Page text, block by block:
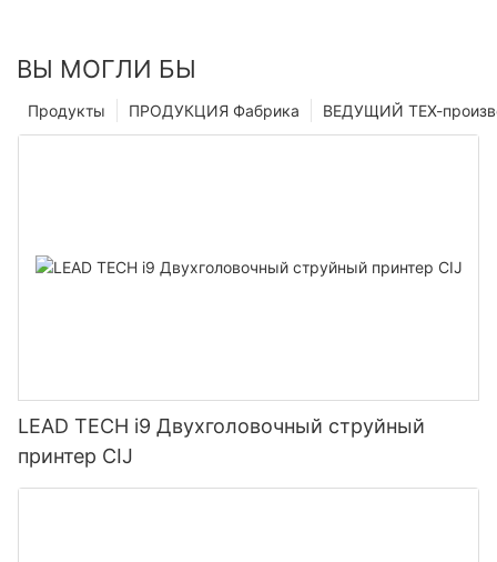
ВЫ МОГЛИ БЫ
ВЕДУЩИЙ ТЕХ-
ПРОДУКЦИЯ Фабрика
Продукты
LEAD TECH i9 Двухголовочный струйный
принтер CIJ